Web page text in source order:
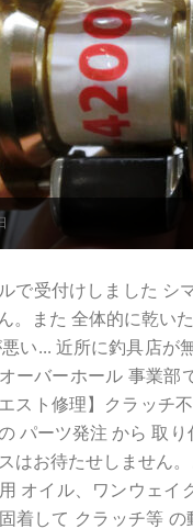
で受付けしました シ
。また 全体的に乾い
い... 近所に釣具店が
ーバーホール 事業
スト修理】クラッチ
パーツ発注 から 取
はお待たせしません
オイル、ワンウェイ
着して クラッチ等